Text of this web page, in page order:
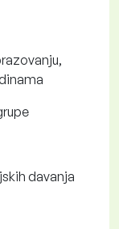
davanja